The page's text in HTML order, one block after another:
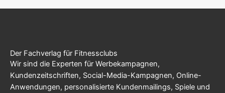
Der Fachverlag für Fitnessclubs
Wir sind die Experten für Werbekampagnen,
Kundenzeitschriften, Social-Media-Kampagnen, Online-
Anwendungen, personalisierte Kundenmailings, Spiele und